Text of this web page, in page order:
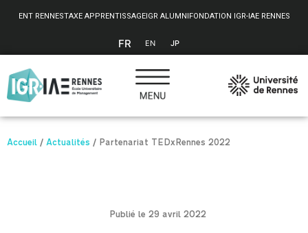
ENT RENNESTAXE APPRENTISSAGEIGR ALUMNIFONDATION IGR-IAE RENNES
FR EN JP
Accueil / Actualités / Partenariat TEDxRennes 2022
Publié le 29 avril 2022